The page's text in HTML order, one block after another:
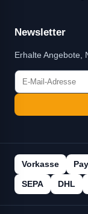
Newsletter
Erhalte Angebote,
Vorkasse
SEPA DHL